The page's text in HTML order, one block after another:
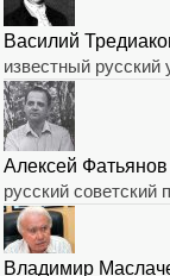
Василий
известный русский
Алексей Фатьянов
русский советский
Владимир